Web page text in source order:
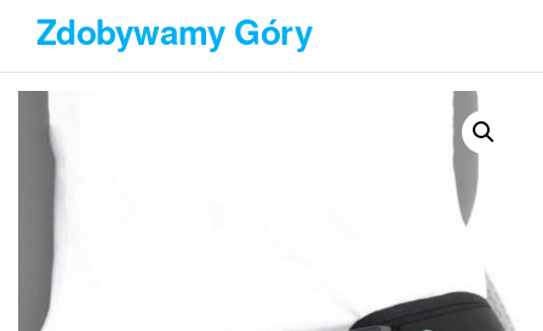
Przejdź
treści
Zdobywamy Góry